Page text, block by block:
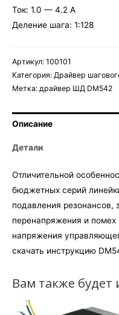
Ток: 1.0 — 4.2 А
Деление шага: 1:128
Артикул: 100101
Категория: Драйвер
Метка: драйвер ШД DM542
Описание
Детали
Отличительной
бюджетных серий
подавления резонансов,
перенапряжения и
напряжения
скачать инструкцию
Вам также